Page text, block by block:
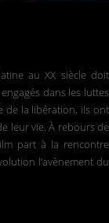
au XX siècle doit
dans les luttes
de la libération, ils ont
leur vie. À rebours de
part à la rencontre
l’avènement du